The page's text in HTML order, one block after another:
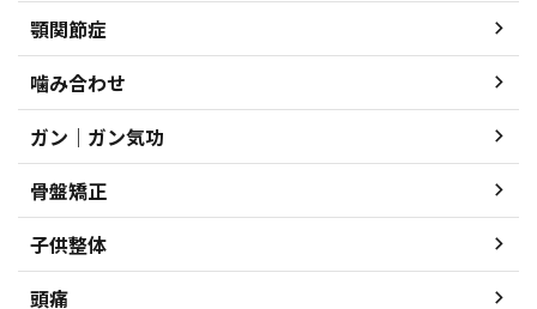
顎関節症
噛み合わせ
ガン｜ガン気功
骨盤矯正
子供整体
頭痛